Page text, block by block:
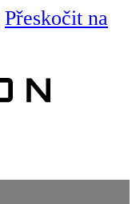
Přeskočit na